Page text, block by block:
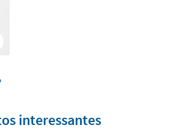
interessantes